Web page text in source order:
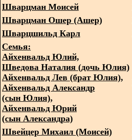
Шварцман Моисей
Шварцман Ошер (Ашер)
Шварцшильд Карл
Семья:
Айхенвальд Юлий,
Шведова Наталия (дочь Юлия)
Айхенвальд Лев (брат Юлия),
Айхенвальд Александр
(сын Юлия),
Айхенвальд Юрий
(сын Александра)
Швейцер Михаил (Моисей)